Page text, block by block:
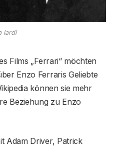
lardi
Films „Ferrari“ möchten
Enzo Ferraris Geliebte
können sie mehr
Beziehung zu Enzo
Adam Driver, Patrick